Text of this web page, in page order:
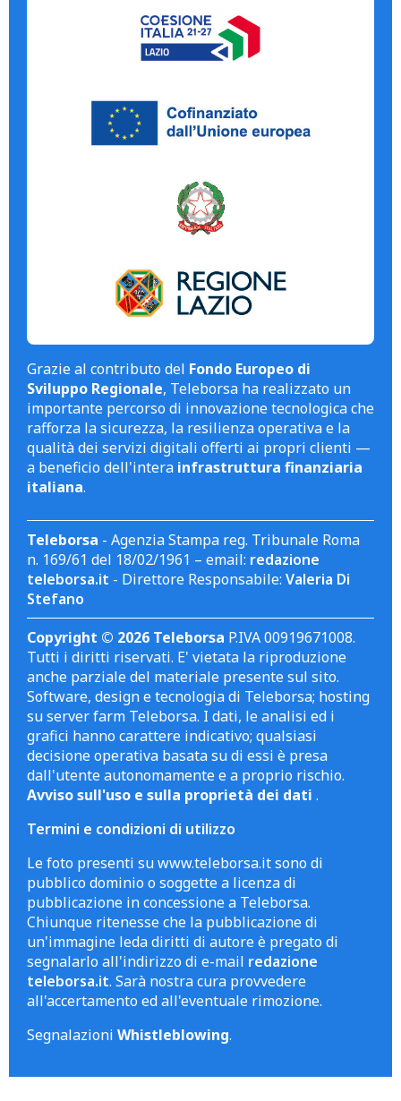
Grazie al contributo del Fondo Europeo di
Sviluppo Regionale, Teleborsa ha realizzato un
importante percorso di innovazione tecnologica che
rafforza la sicurezza, la resilienza operativa e la
qualità dei servizi digitali offerti ai propri clienti —
a beneficio dell'intera infrastruttura finanziaria
italiana.
Teleborsa - Agenzia Stampa reg. Tribunale Roma
n. 169/61 del 18/02/1961 – email: redazione
teleborsa.it - Direttore Responsabile: Valeria Di
Stefano
Copyright © 2026 Teleborsa P.IVA 00919671008.
Tutti i diritti riservati. E' vietata la riproduzione
anche parziale del materiale presente sul sito.
Software, design e tecnologia di Teleborsa; hosting
su server farm Teleborsa. I dati, le analisi ed i
grafici hanno carattere indicativo; qualsiasi
decisione operativa basata su di essi è presa
dall'utente autonomamente e a proprio rischio.
Avviso sull'uso e sulla proprietà dei dati .
Termini e condizioni di utilizzo
Le foto presenti su www.teleborsa.it sono di
pubblico dominio o soggette a licenza di
pubblicazione in concessione a Teleborsa.
Chiunque ritenesse che la pubblicazione di
un'immagine leda diritti di autore è pregato di
segnalarlo all'indirizzo di e-mail redazione
teleborsa.it. Sarà nostra cura provvedere
all'accertamento ed all'eventuale rimozione.
Segnalazioni Whistleblowing.